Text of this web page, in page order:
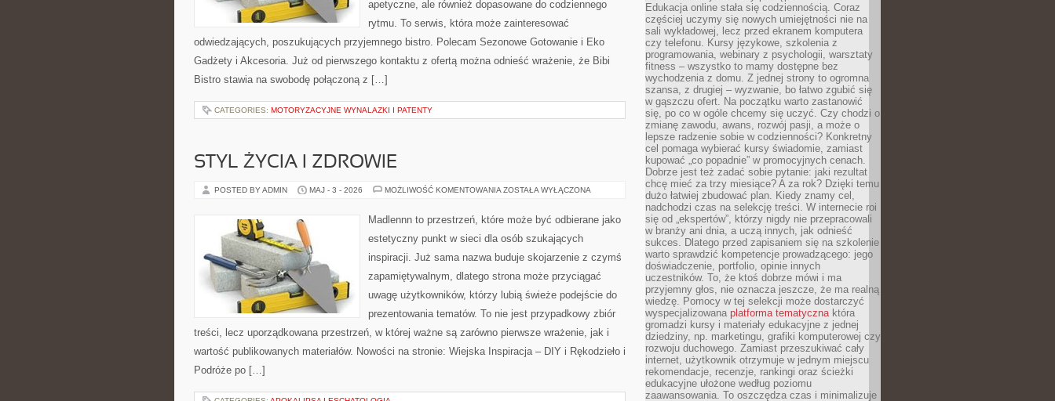
apetyczne, ale również dopasowane do codziennego
rytmu. To serwis, która może zainteresować
odwiedzających, poszukujących przyjemnego bistro. Polecam Sezonowe Gotowanie i Eko
Gadżety i Akcesoria. Już od pierwszego kontaktu z ofertą można odnieść wrażenie, że Bibi
Bistro stawia na swobodę połączoną z […]
CATEGORIES: MOTORYZACYJNE WYNALAZKI I PATENTY
STYL ŻYCIA I ZDROWIE
POSTED BY ADMIN MAJ - 3 - 2026 MOŻLIWOŚĆ KOMENTOWANIA STYL
ZDROWIE
ZOSTAŁA WYŁĄCZONA
Madlennn to przestrzeń, które może być odbierane jako
estetyczny punkt w sieci dla osób szukających
inspiracji. Już sama nazwa buduje skojarzenie z czymś
zapamiętywalnym, dlatego strona może przyciągać
uwagę użytkowników, którzy lubią świeże podejście do
prezentowania tematów. To nie jest przypadkowy zbiór
treści, lecz uporządkowana przestrzeń, w której ważne są zarówno pierwsze wrażenie, jak i
wartość publikowanych materiałów. Nowości na stronie: Wiejska Inspiracja – DIY i Rękodzieło i
Podróże po […]
Edukacja online stała się codziennością. Coraz
częściej uczymy się nowych umiejętności nie na
sali wykładowej, lecz przed ekranem komputera
czy telefonu. Kursy językowe, szkolenia z
programowania, webinary z psychologii, warsztaty
fitness – wszystko to mamy dostępne bez
wychodzenia z domu. Z jednej strony to ogromna
szansa, z drugiej – wyzwanie, bo łatwo zgubić się
w gąszczu ofert. Na początku warto zastanowić
się, po co w ogóle chcemy się uczyć. Czy chodzi o
zmianę zawodu, awans, rozwój pasji, a może o
lepsze radzenie sobie w codzienności? Konkretny
cel pomaga wybierać kursy świadomie, zamiast
kupować „co popadnie” w promocyjnych cenach.
Dobrze jest też zadać sobie pytanie: jaki rezultat
chcę mieć za trzy miesiące? A za rok? Dzięki temu
dużo łatwiej zbudować plan. Kiedy znamy cel,
nadchodzi czas na selekcję treści. W internecie roi
się od „ekspertów”, którzy nigdy nie przepracowali
w branży ani dnia, a uczą innych, jak odnieść
sukces. Dlatego przed zapisaniem się na szkolenie
warto sprawdzić kompetencje prowadzącego: jego
doświadczenie, portfolio, opinie innych
uczestników. To, że ktoś dobrze mówi i ma
przyjemny głos, nie oznacza jeszcze, że ma realną
wiedzę. Pomocy w tej selekcji może dostarczyć
wyspecjalizowana platforma tematycznaktóra
gromadzi kursy i materiały edukacyjne z jednej
dziedziny, np. marketingu, grafiki komputerowej czy
rozwoju duchowego. Zamiast przeszukiwać cały
internet, użytkownik otrzymuje w jednym miejscu
rekomendacje, recenzje, rankingi oraz ścieżki
edukacyjne ułożone według poziomu
zaawansowania. To oszczędza czas i minimalizuje